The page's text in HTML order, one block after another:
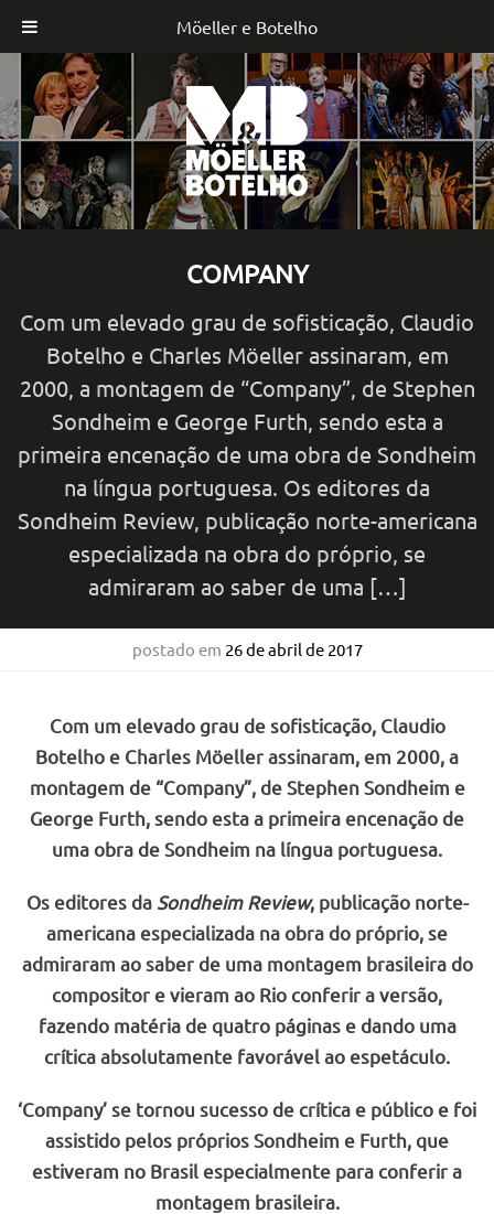
Möeller e Botelho
Skip
to
content
COMPANY
Com um elevado grau de sofisticação, Claudio
Botelho e Charles Möeller assinaram, em
2000, a montagem de “Company”, de Stephen
Sondheim e George Furth, sendo esta a
primeira encenação de uma obra de Sondheim
na língua portuguesa. Os editores da
Sondheim Review, publicação norte-americana
especializada na obra do próprio, se
admiraram ao saber de uma […]
postado em 26 de abril de 2017
Com um elevado grau de sofisticação, Claudio
Botelho e Charles Möeller assinaram, em 2000, a
montagem de “Company”, de Stephen Sondheim e
George Furth, sendo esta a primeira encenação de
uma obra de Sondheim na língua portuguesa.
Os editores da Sondheim Review, publicação norte-
americana especializada na obra do próprio, se
admiraram ao saber de uma montagem brasileira do
compositor e vieram ao Rio conferir a versão,
fazendo matéria de quatro páginas e dando uma
crítica absolutamente favorável ao espetáculo.
‘Company’ se tornou sucesso de crítica e público e foi
assistido pelos próprios Sondheim e Furth, que
estiveram no Brasil especialmente para conferir a
montagem brasileira.